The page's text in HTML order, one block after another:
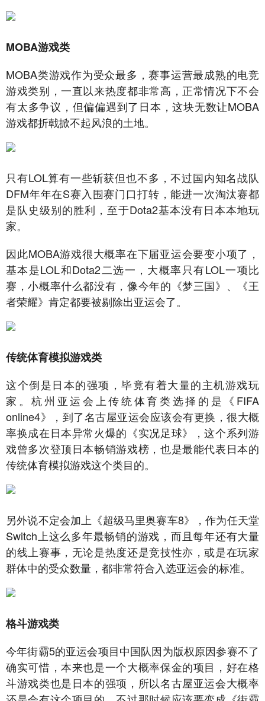
MOBA游戏类
MOBA类游戏作为受众最多，赛事运营最成熟的电竞
游戏类别，一直以来热度都非常高，正常情况下不会
有太多争议，但偏偏遇到了日本，这块无数让MOBA
游戏都折戟掀不起风浪的土地。
只有LOL算有一些斩获但也不多，不过国内知名战队
DFM年年在S赛入围赛门口打转，能进一次淘汰赛都
是队史级别的胜利，至于Dota2基本没有日本本地玩
家。
因此MOBA游戏很大概率在下届亚运会要变小项了，
基本是LOL和Dota2二选一，大概率只有LOL一项比
赛，小概率什么都没有，像今年的《梦三国》、《王
者荣耀》肯定都要被剔除出亚运会了。
传统体育模拟游戏类
这个倒是日本的强项，毕竟有着大量的主机游戏玩
家。杭州亚运会上传统体育类选择的是《FIFA
online4》，到了名古屋亚运会应该会有更换，很大概
率换成在日本异常火爆的《实况足球》，这个系列游
戏曾多次登顶日本畅销游戏榜，也是最能代表日本的
传统体育模拟游戏这个类目的。
另外说不定会加上《超级马里奥赛车8》，作为任天堂
Switch上这么多年最畅销的游戏，而且每年还有大量
的线上赛事，无论是热度还是竞技性亦，或是在玩家
群体中的受众数量，都非常符合入选亚运会的标准。
格斗游戏类
今年街霸5的亚运会项目中国队因为版权原因参赛不了
确实可惜，本来也是一个大概率保金的项目，好在格
斗游戏类也是日本的强项，所以名古屋亚运会大概率